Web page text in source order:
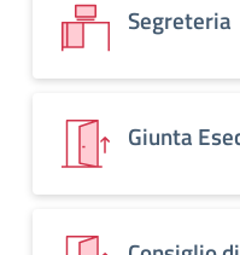
Segreteria
Giunta